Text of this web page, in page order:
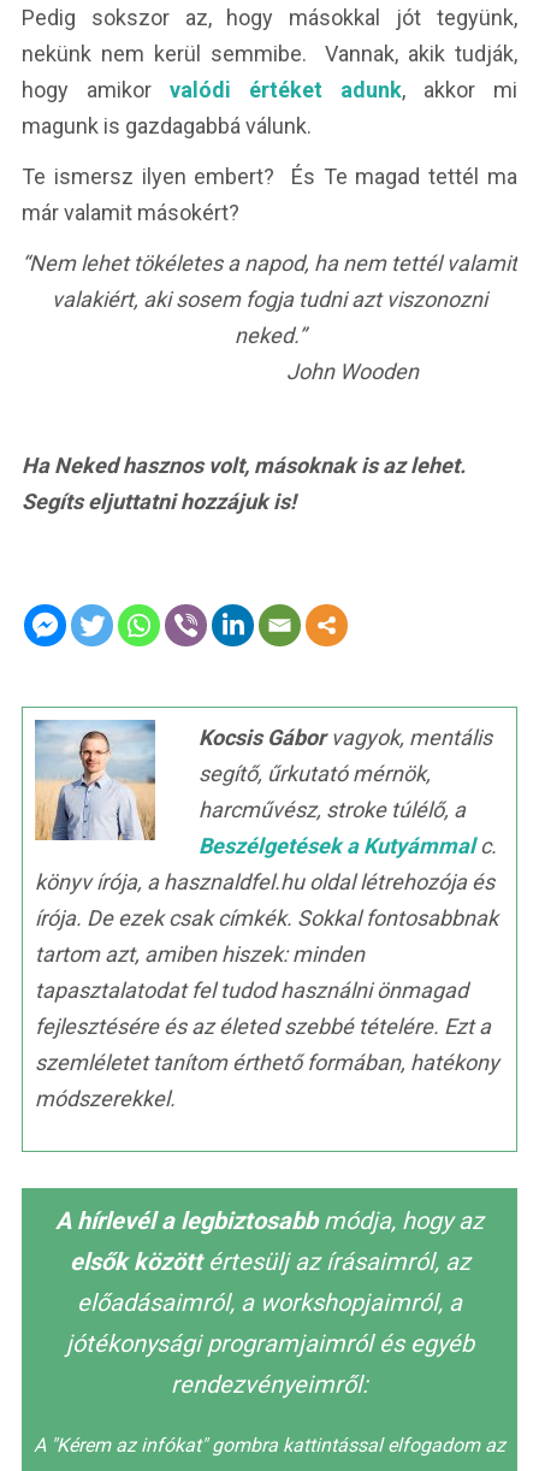
Pedig sokszor az, hogy másokkal jót tegyünk,
nekünk nem kerül semmibe. Vannak, akik tudják,
hogy amikor valódi értéket adunk, akkor mi
magunk is gazdagabbá válunk.
Te ismersz ilyen embert? És Te magad tettél ma
már valamit másokért?
“Nem lehet tökéletes a napod, ha nem tettél valamit
valakiért, aki sosem fogja tudni azt viszonozni
neked.”
John Wooden
Ha Neked hasznos volt, másoknak is az lehet.
Segíts eljuttatni hozzájuk is!
Kocsis Gáborvagyok, mentális
segítő, űrkutató mérnök,
harcművész, stroke túlélő, a
Beszélgetések a Kutyámmalc.
könyv írója, a hasznaldfel.hu oldal létrehozója és
írója. De ezek csak címkék. Sokkal fontosabbnak
tartom azt, amiben hiszek: minden
tapasztalatodat fel tudod használni önmagad
fejlesztésére és az életed szebbé tételére. Ezt a
szemléletet tanítom érthető formában, hatékony
módszerekkel.
A hírlevél a legbiztosabbmódja, hogy az
elsők közöttértesülj az írásaimról, az
előadásaimról, a workshopjaimról, a
jótékonysági programjaimról és egyéb
rendezvényeimről:
A "Kérem az infókat" gombra kattintással elfogadom az